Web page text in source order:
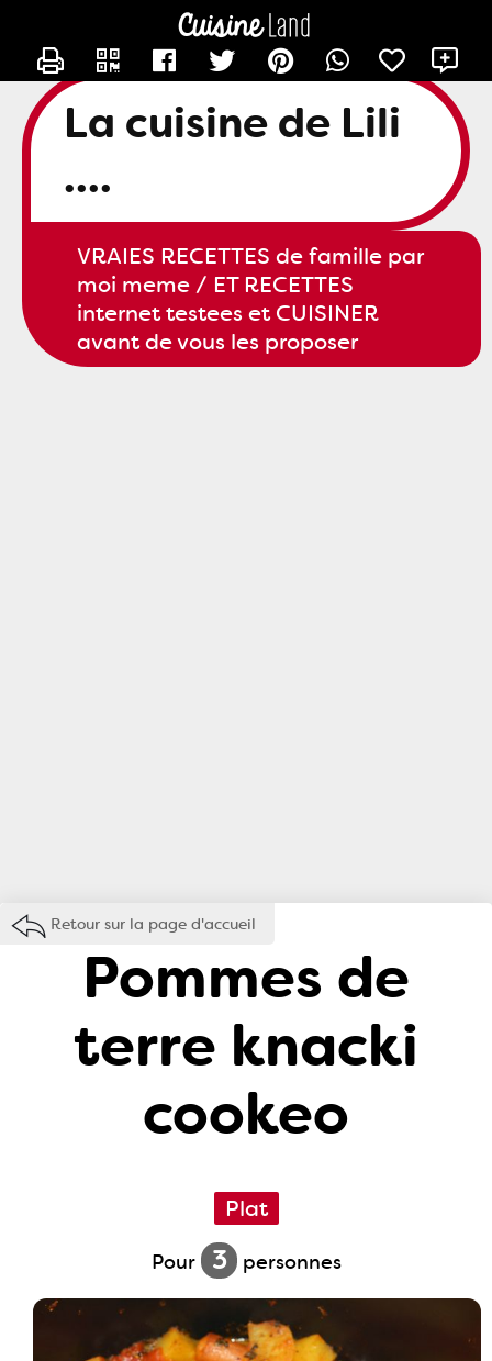
La cuisine de Lili
....
VRAIES RECETTES de famille par
moi meme / ET RECETTES
internet testees et CUISINER
avant de vous les proposer
Retour sur la page d'accueil
Pommes de
terre knacki
cookeo
Plat
Pour 3 personnes
CONTACTER SLILI34